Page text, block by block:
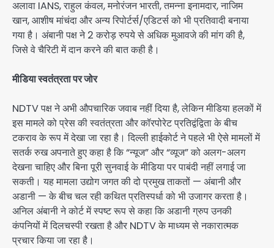
अलावा IANS, राहुल कंवल, मनोरंजन भारती, तमन्ना इनामदार, नाजिम
खान, आशीष मांचंदा और अन्य रिपोर्टर्स/एडिटर्स को भी प्रतिवादी बनाया
गया है। अंबानी पक्ष ने 2 करोड़ रुपये से अधिक मुआवजे की मांग की है,
जिसे वे चैरिटी में दान करने की बात कही है।
मीडिया स्वतंत्रता पर जोर
NDTV पक्ष ने अभी औपचारिक जवाब नहीं दिया है, लेकिन मीडिया हलकों में
इस मामले को प्रेस की स्वतंत्रता और कॉरपोरेट प्रतिद्वंद्विता के बीच
टकराव के रूप में देखा जा रहा है। दिल्ली हाईकोर्ट ने पहले भी ऐसे मामलों में
सतर्क रुख अपनाते हुए कहा है कि “न्यूज” और “व्यूज” को अलग-अलग
देखना चाहिए और बिना पूरी सुनवाई के मीडिया पर पाबंदी नहीं लगाई जा
सकती। यह मामला उद्योग जगत की दो प्रमुख ताकतों — अंबानी और
अडानी — के बीच चल रही कथित प्रतिस्पर्धा को भी उजागर करता है।
अनिल अंबानी ने कोर्ट में स्पष्ट रूप से कहा कि अडानी ग्रुप उनकी
कंपनियों में दिलचस्पी रखता है और NDTV के माध्यम से नकारात्मक
प्रचार किया जा रहा है।